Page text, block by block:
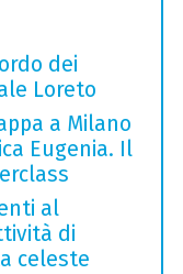
dei
Loreto
a Milano
Eugenia. Il
al
di
celeste